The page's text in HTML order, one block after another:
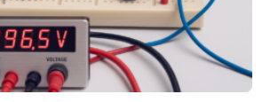
direkte Wissenstransfer: Neue
Erkenntnisse sollen rasch in die